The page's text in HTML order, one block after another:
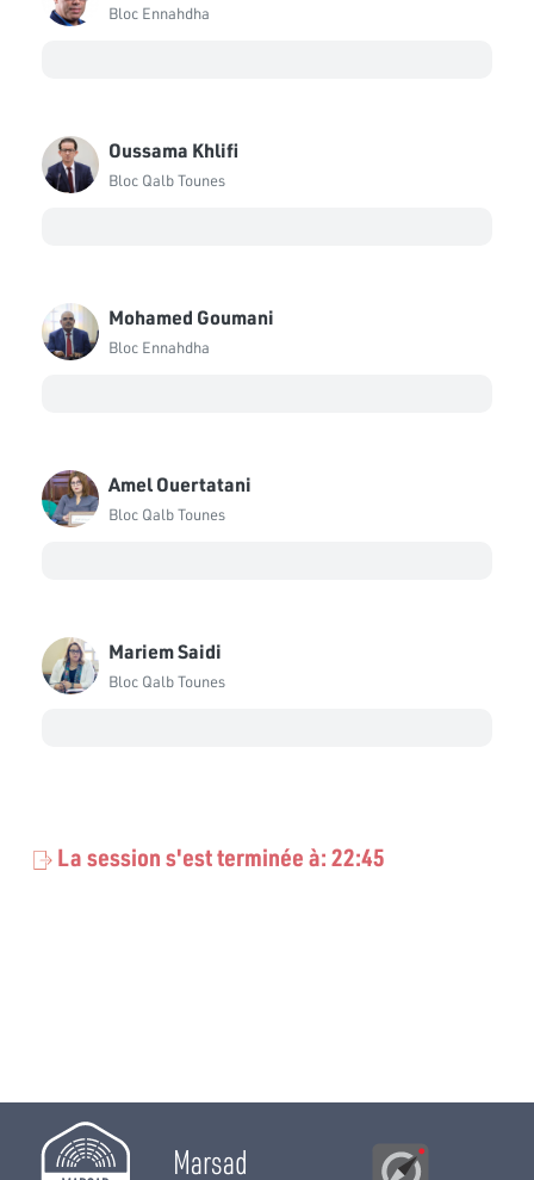
Bloc Qalb Tounes
Abderrazek Aouidet
Bloc Ennahdha
Ahmed Mouha
Bloc Coalition Al Karama
Bloc Ennahdha
Oussama Khlifi
Bloc Qalb Tounes
Mohamed Goumani
Bloc Ennahdha
Amel Ouertatani
Bloc Qalb Tounes
Mariem Saidi
Bloc Qalb Tounes
La session s'est terminée à: 22:45
Marsad